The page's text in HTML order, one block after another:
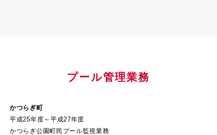
プール管理業務
かつらぎ町
平成25年度～平成27年度
かつらぎ公園町民プール監視業務